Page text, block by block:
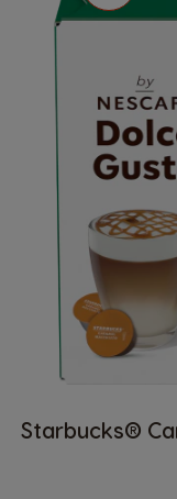
Starbucks®